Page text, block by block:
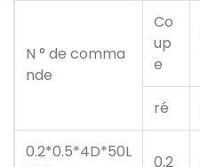
N ° de comma
nde
Co
up
e
ré
0.2*0.5*4D*50L
0,2